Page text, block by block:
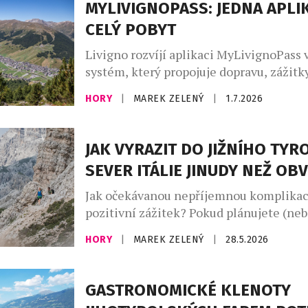
hvězdy i milovníky nenápadného
sezonu se středisko připravuje ve
Celková ubytovací kapacita […]
MYLIVIGNOPASS: JEDNA
CELÝ POBYT
Livigno rozvíjí aplikaci MyLivignoPass v
systém, který propojuje dopravu,
návštěvníkům pobyt, který nezačíná
autentické poznávání místa, lidí i
životního stylu. MyLivignoPass se
úroveň jako komplexní aplikace, díky
návštěvníci objevovat […]
HORY MAREK ZELENÝ 1.7.2026
JAK VYRAZIT DO JIŽNÍHO
SEVER ITÁLIE JINUDY NEŽ
Jak očekávanou nepříjemnou
pozitivní zážitek? Pokud plánujete
zvolte jinou cestu než obvykle tu
alpsko-dolomitského prostoru. A v
pravděpodobně i ušetříte čas. Poslední
HORY MAREK ZELENÝ 28.5.2026
GASTRONOMICKÉ KLENOTY